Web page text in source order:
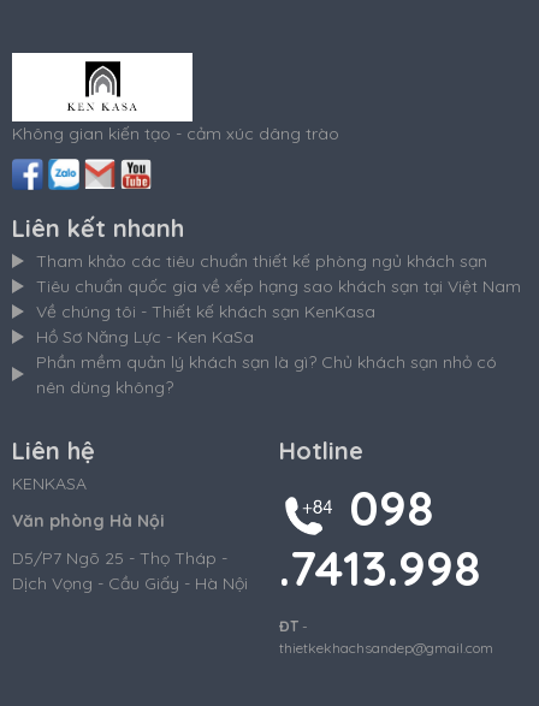
Không gian kiến tạo - cảm xúc dâng trào
Liên kết nhanh
Tham khảo các tiêu chuẩn thiết kế phòng ngủ khách sạn
Tiêu chuẩn quốc gia về xếp hạng sao khách sạn tại Việt Nam
Về chúng tôi - Thiết kế khách sạn KenKasa
Hồ Sơ Năng Lực - Ken KaSa
Phần mềm quản lý khách sạn là gì? Chủ khách sạn nhỏ có
nên dùng không?
Liên hệ
KENKASA
Văn phòng Hà Nội
D5/P7 Ngõ 25 - Thọ Tháp -
Dịch Vọng - Cầu Giấy - Hà Nội
Hotline
098
.7413.998
ĐT-
thietkekhachsandep@gmail.com